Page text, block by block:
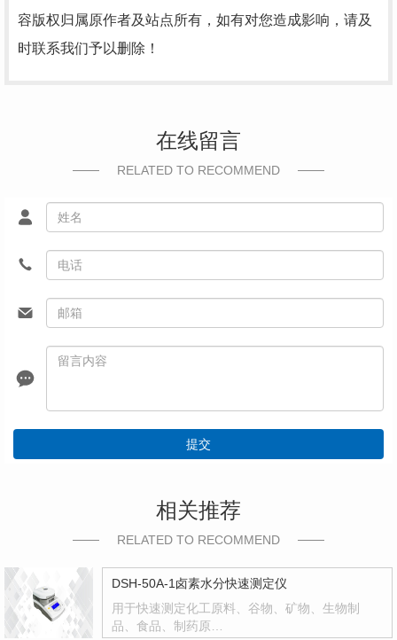
容版权归属原作者及站点所有，如有对您造成影响，请及
时联系我们予以删除！
在线留言
RELATED TO RECOMMEND
提交
相关推荐
RELATED TO RECOMMEND
DSH-50A-1卤素水分快速测定仪
用于快速测定化工原料、谷物、矿物、生物制
品、食品、制药原…